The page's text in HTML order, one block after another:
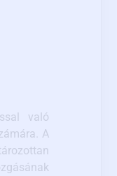
való
A